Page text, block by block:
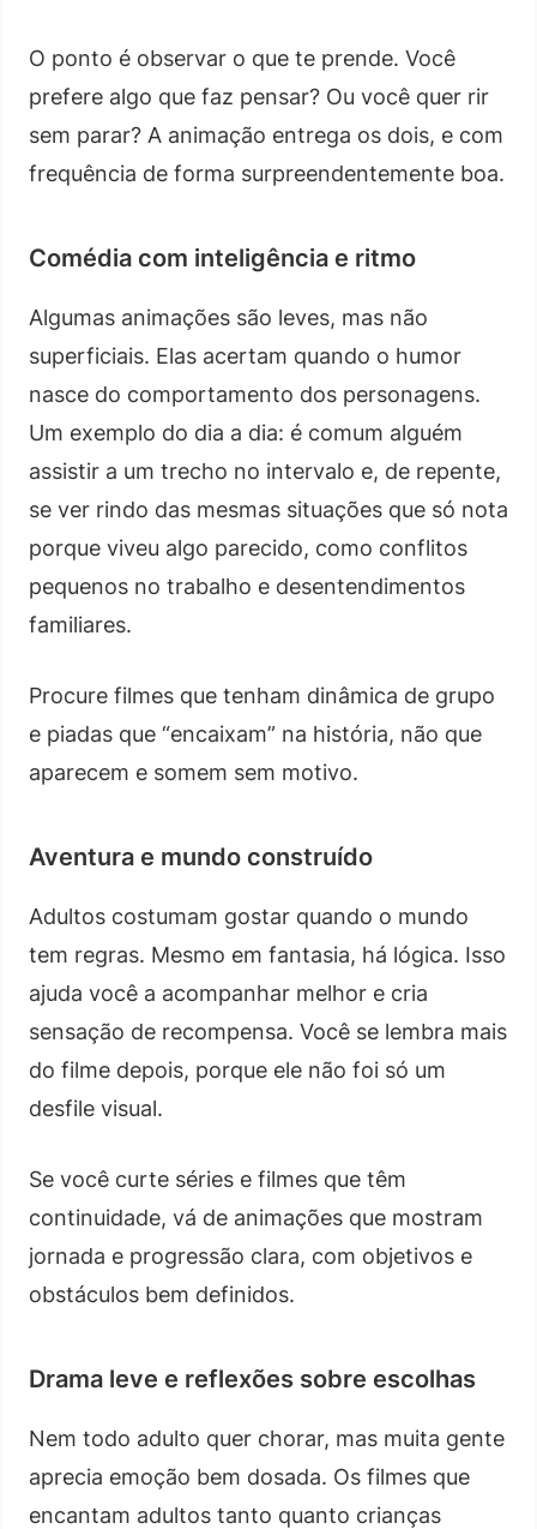
O ponto é observar o que te prende. Você
prefere algo que faz pensar? Ou você quer rir
sem parar? A animação entrega os dois, e com
frequência de forma surpreendentemente boa.
Comédia com inteligência e ritmo
Algumas animações são leves, mas não
superficiais. Elas acertam quando o humor
nasce do comportamento dos personagens.
Um exemplo do dia a dia: é comum alguém
assistir a um trecho no intervalo e, de repente,
se ver rindo das mesmas situações que só nota
porque viveu algo parecido, como conflitos
pequenos no trabalho e desentendimentos
familiares.
Procure filmes que tenham dinâmica de grupo
e piadas que “encaixam” na história, não que
aparecem e somem sem motivo.
Aventura e mundo construído
Adultos costumam gostar quando o mundo
tem regras. Mesmo em fantasia, há lógica. Isso
ajuda você a acompanhar melhor e cria
sensação de recompensa. Você se lembra mais
do filme depois, porque ele não foi só um
desfile visual.
Se você curte séries e filmes que têm
continuidade, vá de animações que mostram
jornada e progressão clara, com objetivos e
obstáculos bem definidos.
Drama leve e reflexões sobre escolhas
Nem todo adulto quer chorar, mas muita gente
aprecia emoção bem dosada. Os filmes que
encantam adultos tanto quanto crianças